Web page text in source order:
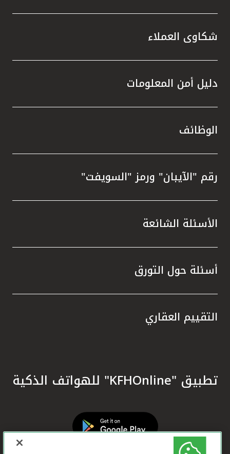
شكاوى العملاء
دليل أمن المعلومات
الوظائف
رقم "الآيبان" ورمز "السويفت"
الأسئلة الشائعة
أسئلة حول التورق
التقييم العقاري
تطبيق "KFHOnline" للهواتف الذكية